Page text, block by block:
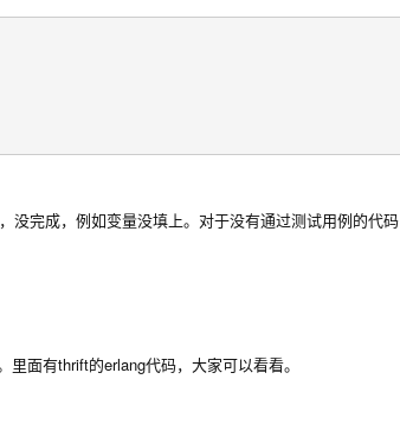
完成，例如变量没填上。对于没有通过测试用例的代
面有thrift的erlang代码，大家可以看看。